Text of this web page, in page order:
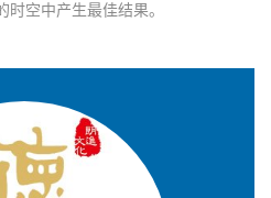
时空中产生最佳结果。